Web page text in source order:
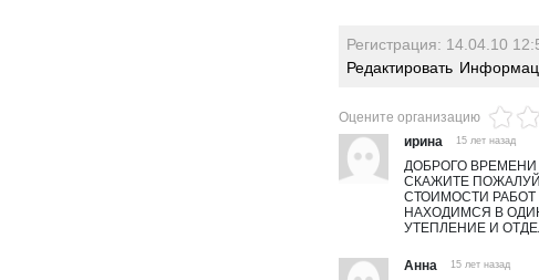
Регистрация: 14.04.10
Редактировать
Оцените организацию
ирина
15 лет назад
ДОБРОГО ВРЕМЕНИ
СКАЖИТЕ
СТОИМОСТИ РАБОТ
НАХОДИМСЯ В
УТЕПЛЕНИЕ И
Анна 15 лет назад